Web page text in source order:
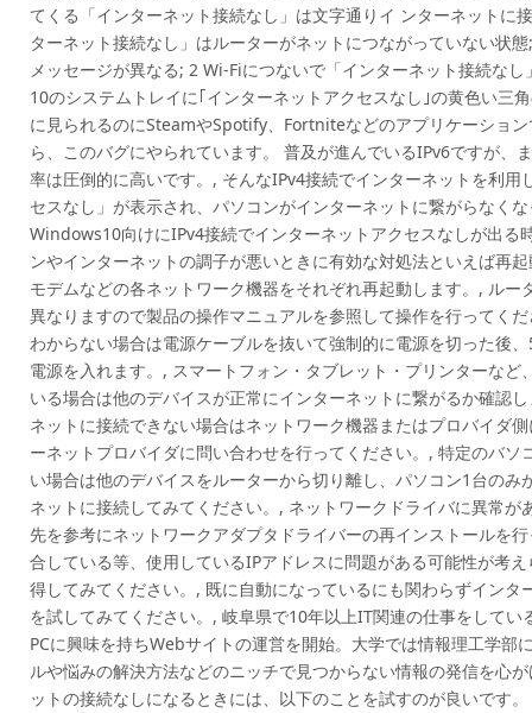
てくる「インターネット接続なし」は文字通りイ ンターネットに
ターネット接続なし」はルーターがネットにつながっていない状
メッセージが異なる; 2 Wi-Fiにつないで「インターネット接続な
10のシステムトレイに｢インターネットアクセスなし｣の黄色い三
に見られるのにSteamやSpotify、Fortniteなどのアプリケーショ
ら、このバグにやられています。 普及が進んでいるIPv6ですが、
率は圧倒的に高いです。, そんなIPv4接続でインターネットを利
セスなし」が表示され、パソコンがインターネットに繋がらなく
Windows10向けにIPv4接続でインターネットアクセスなしが出る
ンやインターネットの調子が悪いときに有効な対処法といえば再
モデムなどの各ネットワーク機器をそれぞれ再起動します。, ル
異なりますので製品の操作マニュアルを参照して操作を行ってく
わからない場合は電源ケーブルを抜いて強制的に電源を切った後
電源を入れます。, スマートフォン・タブレット・プリンターな
いる場合は他のデバイスが正常にインターネットに繋がるか確認
ネットに接続できない場合はネットワーク機器またはプロバイダ
ーネットプロバイダに問い合わせを行ってください。, 特定のバ
い場合は他のデバイスをルーターから切り離し、パソコン1台の
ネットに接続してみてください。, ネットワークドライバに異常
先を参考にネットワークアダプタドライバーの再インストールを
合している等、使用しているIPアドレスに問題がある可能性が考
得してみてください。, 既に自動になっているにも関わらずイン
を試してみてください。, 岐阜県で10年以上IT関連の仕事をして
PCに興味を持ちWebサイトの運営を開始。大学では情報理工学部
ルや悩みの解決方法などのニッチで見つからない情報の発信を心
ットの接続なしになるときには、以下のことを試すのが良いです